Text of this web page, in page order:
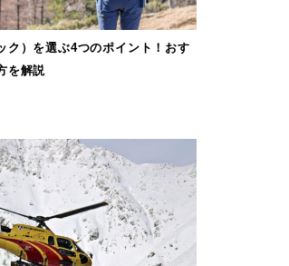
ク）を選ぶ4つのポイント！おす
を解説